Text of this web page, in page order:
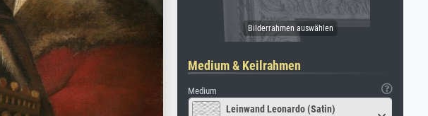
Medium & Keilrahmen
Medium
Leinwand Leonardo (Satin)